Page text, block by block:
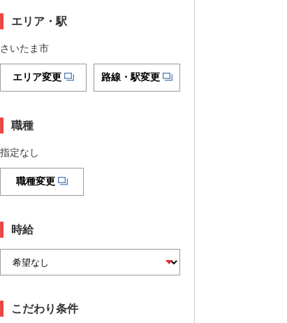
エリア・駅
さいたま市
エリア変更 路線・駅変更
職種
指定なし
職種変更
時給
こだわり条件